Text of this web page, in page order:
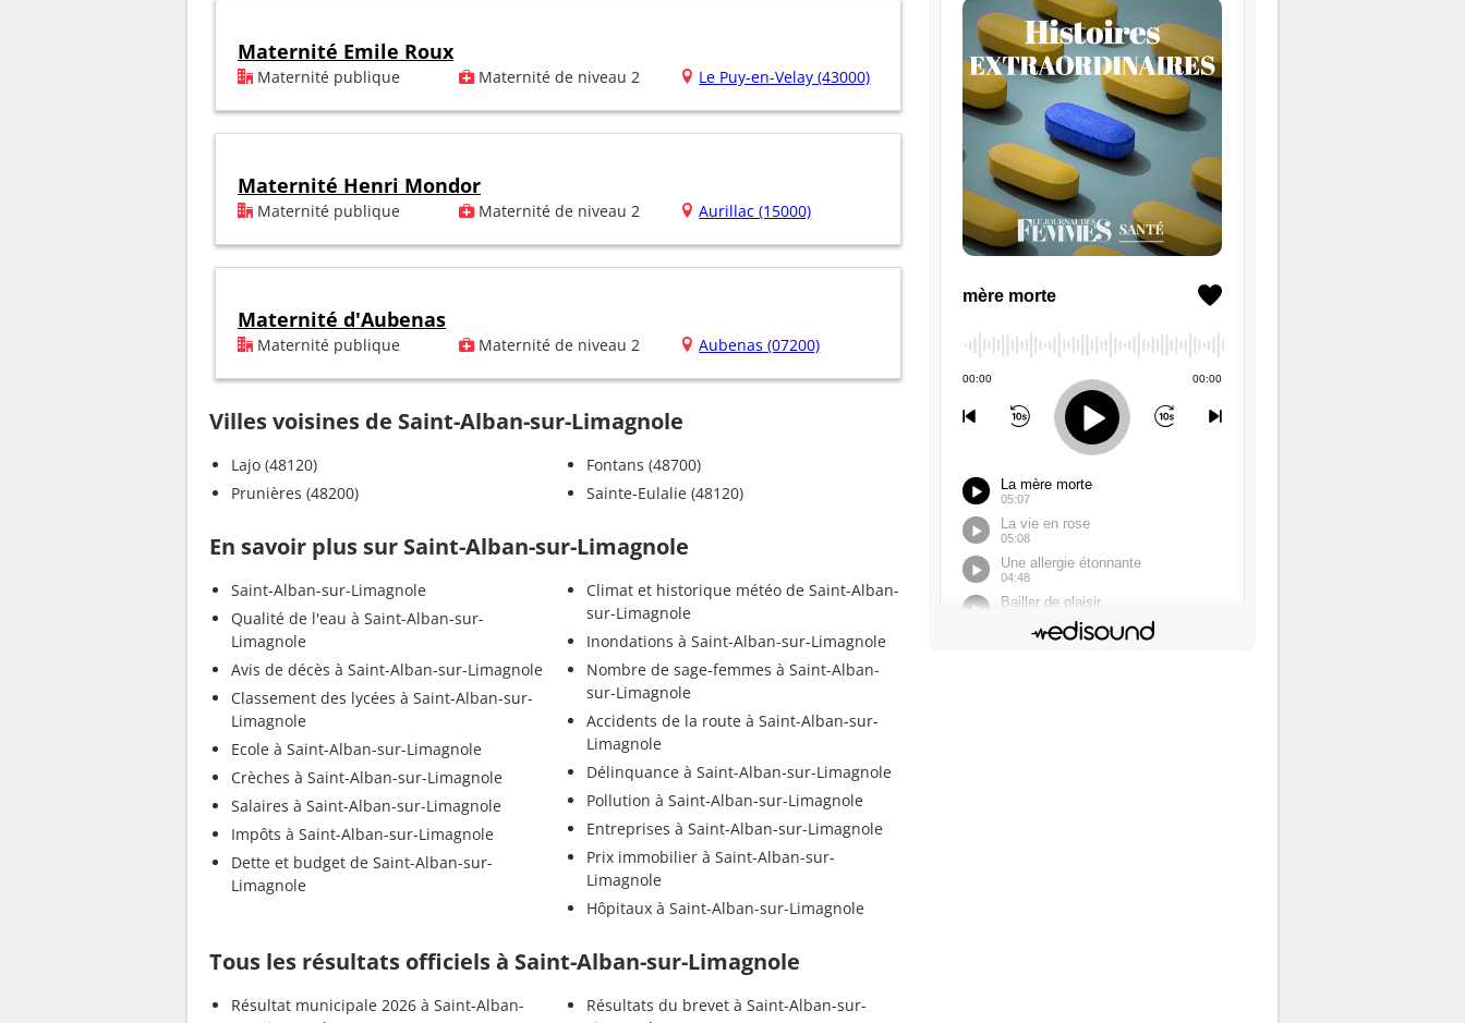
Maternité Emile Roux
Maternité publique Maternité de niveau 2 Le Puy-en-Velay (43000)
Maternité Henri Mondor
Maternité publique Maternité de niveau 2 Aurillac (15000)
Maternité d'Aubenas
Maternité publique Maternité de niveau 2 Aubenas (07200)
Villes voisines de Saint-Alban-sur-Limagnole
Lajo (48120)
Prunières (48200)
Fontans (48700)
Sainte-Eulalie (48120)
En savoir plus sur Saint-Alban-sur-Limagnole
Saint-Alban-sur-Limagnole
Qualité de l'eau à Saint-Alban-sur-
Limagnole
Avis de décès à Saint-Alban-sur-Limagnole
Classement des lycées à Saint-Alban-sur-
Limagnole
Ecole à Saint-Alban-sur-Limagnole
Crèches à Saint-Alban-sur-Limagnole
Salaires à Saint-Alban-sur-Limagnole
Impôts à Saint-Alban-sur-Limagnole
Dette et budget de Saint-Alban-sur-
Limagnole
Climat et historique météo de Saint-Alban-
sur-Limagnole
Inondations à Saint-Alban-sur-Limagnole
Nombre de sage-femmes à Saint-Alban-
sur-Limagnole
Accidents de la route à Saint-Alban-sur-
Limagnole
Délinquance à Saint-Alban-sur-Limagnole
Pollution à Saint-Alban-sur-Limagnole
Entreprises à Saint-Alban-sur-Limagnole
Prix immobilier à Saint-Alban-sur-
Limagnole
Hôpitaux à Saint-Alban-sur-Limagnole
Tous les résultats officiels à Saint-Alban-sur-Limagnole
Résultat municipale 2026 à Saint-Alban-
Résultats du brevet à Saint-Alban-sur-